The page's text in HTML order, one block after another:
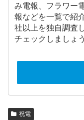
み電報、フラワー
報などを一覧で紹
社以上を独自調査
チェックしましょ
祝電